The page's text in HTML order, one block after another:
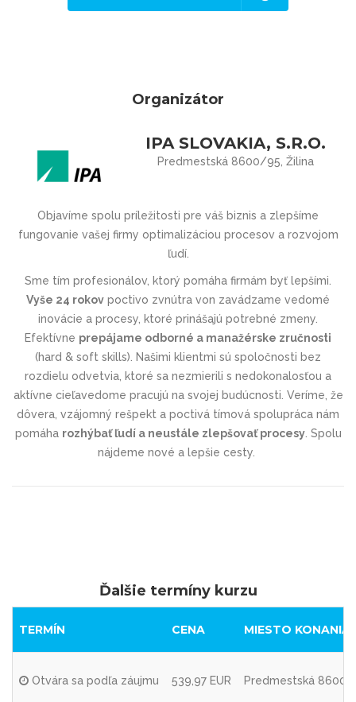
Organizátor
IPA SLOVAKIA, S.R.O.
Predmestská 8600/95, Žilina
Objavíme spolu príležitosti pre váš biznis a zlepšíme
fungovanie vašej firmy optimalizáciou procesov a rozvojom
ľudí.
Sme tím profesionálov, ktorý pomáha firmám byť lepšími.
Vyše 24 rokov poctivo zvnútra von zavádzame vedomé
inovácie a procesy, ktoré prinášajú potrebné zmeny.
Efektívne prepájame odborné a manažérske zručnosti
(hard & soft skills). Našimi klientmi sú spoločnosti bez
rozdielu odvetvia, ktoré sa nezmierili s nedokonalosťou a
aktívne cieľavedome pracujú na svojej budúcnosti. Veríme, že
dôvera, vzájomný rešpekt a poctivá tímová spolupráca nám
pomáha rozhýbať ľudí a neustále zlepšovať procesy. Spolu
nájdeme nové a lepšie cesty.
Ďalšie termíny kurzu
TERMÍN CENA MIESTO KONANIA
Otvára sa podľa záujmu 539,97 EUR Predmestská 8600/